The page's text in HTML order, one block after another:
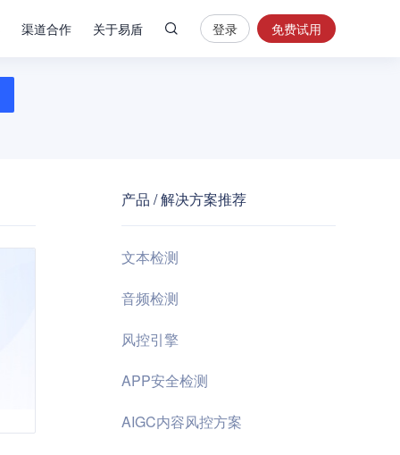
渠道合作 关于易盾
安
全
控
登录 免费试用
产品 / 解决方案推荐
文本检测
音频检测
风控引擎
APP安全检测
AIGC内容风控方案